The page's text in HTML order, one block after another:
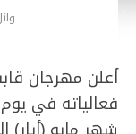
أعلن مهرجان